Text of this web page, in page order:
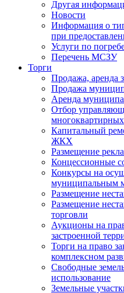
Другая
Новости
Информация о
при
Услуги по
Перечень МСЗУ
Торги
Продажа, аренда
Продажа
Аренда
Отбор
Капитальный
ЖКХ
Размещение
Концессионные
Конкурсы на
муниципальным
Размещение
Размещение
торговли
Аукционы на
застроенной
Торги на право
комплексном
Свободные
использование
Земельные